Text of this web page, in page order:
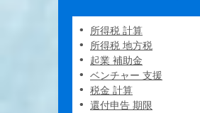
所得税 計算
所得税 地方税
起業 補助金
ベンチャー 支援
税金 計算
還付申告 期限